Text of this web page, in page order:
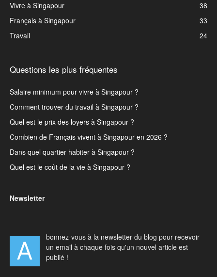
Vivre à Singapour
38
Français à Singapour
33
Travail
24
Questions les plus fréquentes
Salaire minimum pour vivre à Singapour ?
Comment trouver du travail à Singapour ?
Quel est le prix des loyers à Singapour ?
Combien de Français vivent à Singapour en 2026 ?
Dans quel quartier habiter à Singapour ?
Quel est le coût de la vie à Singapour ?
Newsletter
A
bonnez-vous à la newsletter du blog pour recevoir
un email à chaque fois qu'un nouvel article est
publié !